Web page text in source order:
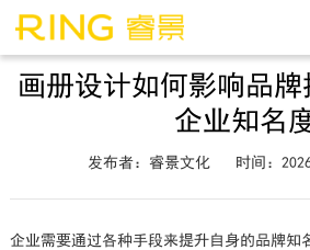
画册设计如何影响品
企业知名
发布者：睿景文化 时间：
企业需要通过各种手段来提升自身的品牌知